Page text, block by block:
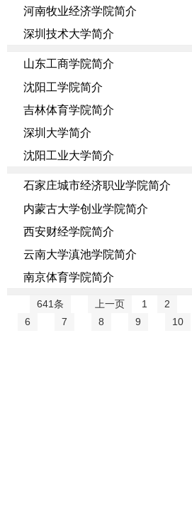
河南牧业经济学院简介
深圳技术大学简介
山东工商学院简介
沈阳工学院简介
吉林体育学院简介
深圳大学简介
沈阳工业大学简介
石家庄城市经济职业学院简介
内蒙古大学创业学院简介
西安财经学院简介
云南大学滇池学院简介
南京体育学院简介
641条 上一页 1 2
6
7 8 9 10